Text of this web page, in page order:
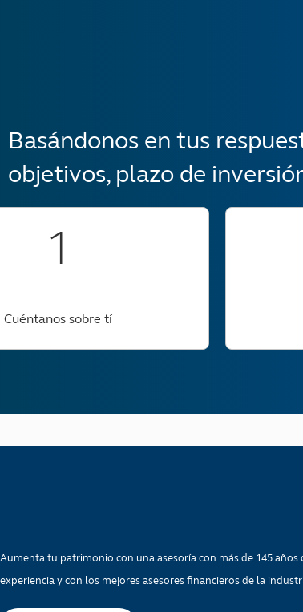
Basándonos en tus
objetivos, plazo de
1
Cuéntanos sobre tí
Aumenta tu patrimonio con una asesoría con más de 145 años
experiencia y con los mejores asesores financieros de la